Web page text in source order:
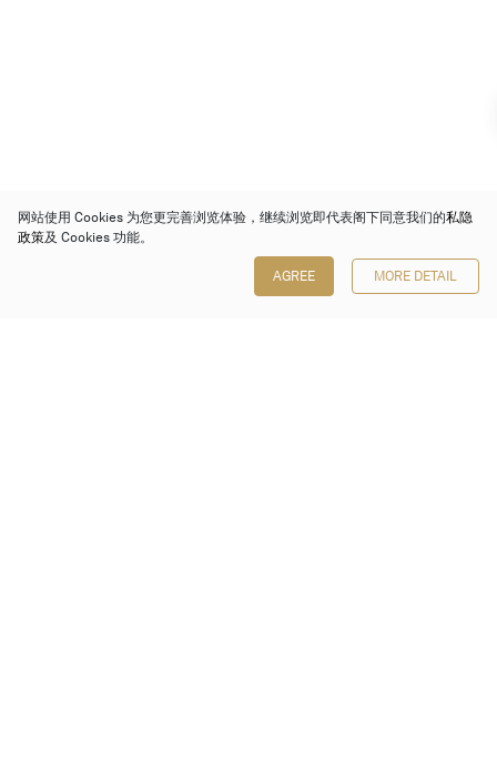
网站使用 Cookies 为您更完善浏览体验，继续浏览即代表阁下同意我们的私隐
政策及 Cookies 功能。
AGREE MORE DETAIL